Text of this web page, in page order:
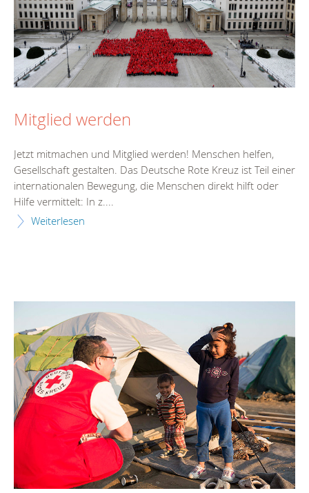
Mitglied werden
Jetzt mitmachen und Mitglied werden! Menschen helfen,
Gesellschaft gestalten. Das Deutsche Rote Kreuz ist Teil einer
internationalen Bewegung, die Menschen direkt hilft oder
Hilfe vermittelt: In z....
Weiterlesen